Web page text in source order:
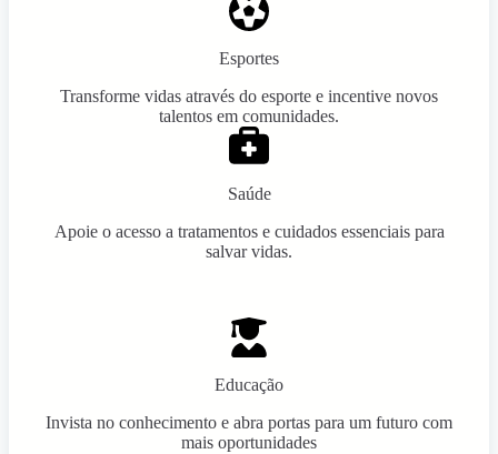
Esportes
Transforme vidas através do esporte e incentive novos
talentos em comunidades.
Saúde
Apoie o acesso a tratamentos e cuidados essenciais para
salvar vidas.
Educação
Invista no conhecimento e abra portas para um futuro com
mais oportunidades